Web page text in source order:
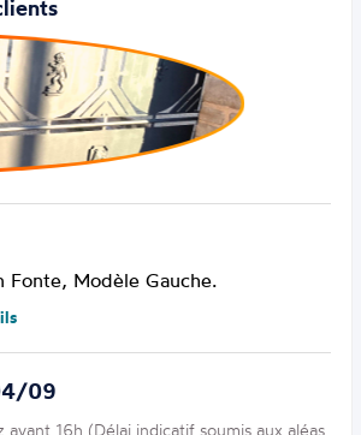
Fonte, Modèle Gauche.
09
avant 16h (Délai indicatif soumis aux aléas